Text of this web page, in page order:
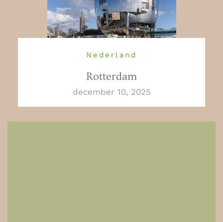
Nederland
Rotterdam
december 10, 2025